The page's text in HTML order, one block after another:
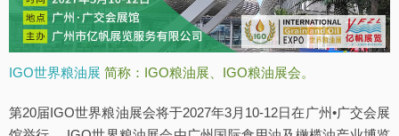
IGO世界粮油展 简称：IGO粮油展、IGO粮油展会。
第20届IGO世界粮油展会将于2027年3月10-12日在广州•广交会展